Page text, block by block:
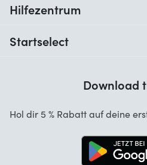
Hilfezentrum
Startselect
Startselect App
Download
Hol dir 5 % Rabatt auf deine